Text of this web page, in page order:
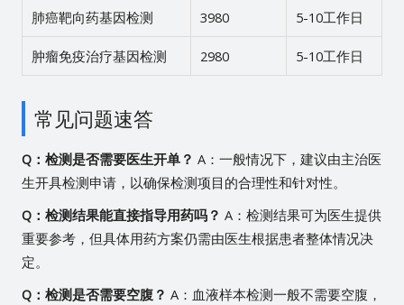
肺癌靶向药基因检测 3980 5-10工作日
肿瘤免疫治疗基因检测 2980 5-10工作日
常见问题速答
Q：检测是否需要医生开单？ A：一般情况下，建议由主治医
生开具检测申请，以确保检测项目的合理性和针对性。
Q：检测结果能直接指导用药吗？ A：检测结果可为医生提供
重要参考，但具体用药方案仍需由医生根据患者整体情况决
定。
Q：检测是否需要空腹？ A：血液样本检测一般不需要空腹，